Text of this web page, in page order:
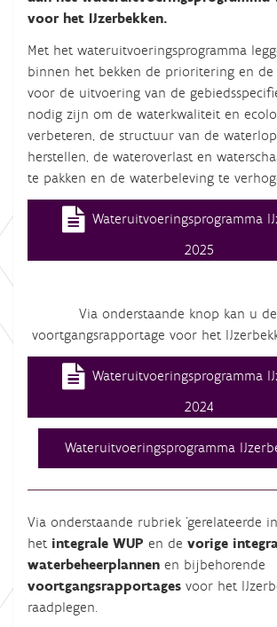
voor het IJzerbekken.
Met het wateruitvoeringsprogramma
binnen het bekken de prioritering en de
voor de uitvoering van de
nodig zijn om de waterkwaliteit en
verbeteren, de structuur van de
herstellen, de wateroverlast en
te pakken en de waterbeleving te
Wateruitvoeringsprogramma
2025
Via onderstaande knop kan u
voortgangsrapportage voor het
Wateruitvoeringsprogramma
2024
Wateruitvoeringsprogramma
Via onderstaande rubriek 'gerelateerde
het integrale WUP en de vorige
waterbeheerplannen en bijbehorende
voortgangsrapportages voor het
raadplegen.